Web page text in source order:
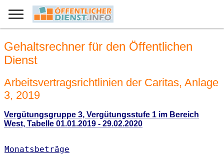
Gehaltsrechner für den Öffentlichen
Dienst
Arbeitsvertragsrichtlinien der Caritas, Anlage
3, 2019
Vergütungsgruppe 3, Vergütungsstufe 1 im Bereich
West, Tabelle 01.01.2019 - 29.02.2020
Monatsbeträge